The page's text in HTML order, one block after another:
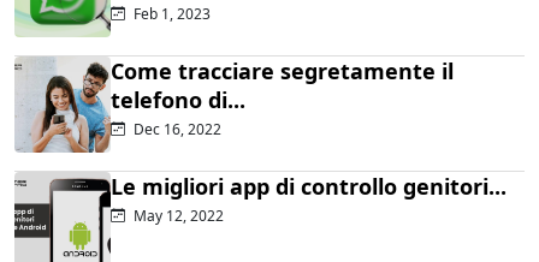
Feb 1, 2023
Come tracciare segretamente il
telefono di...
Dec 16, 2022
Le migliori app di controllo genitori...
May 12, 2022